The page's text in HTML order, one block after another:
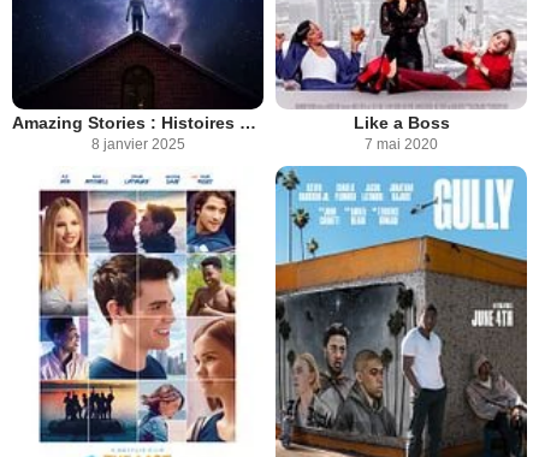
Amazing Stories : Histoires Fantastiques
8 janvier 2025
Like a Boss
7 mai 2020